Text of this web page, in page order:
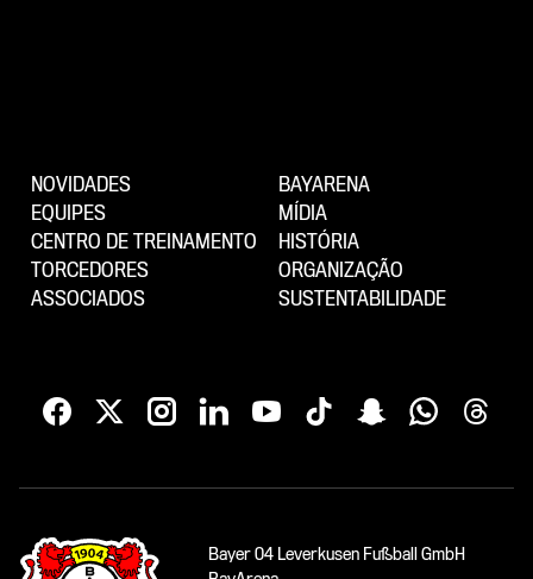
NOVIDADES
EQUIPES
CENTRO DE TREINAMENTO
TORCEDORES
ASSOCIADOS
BAYARENA
MÍDIA
HISTÓRIA
ORGANIZAÇÃO
SUSTENTABILIDADE
Bayer 04 Leverkusen Fußball GmbH